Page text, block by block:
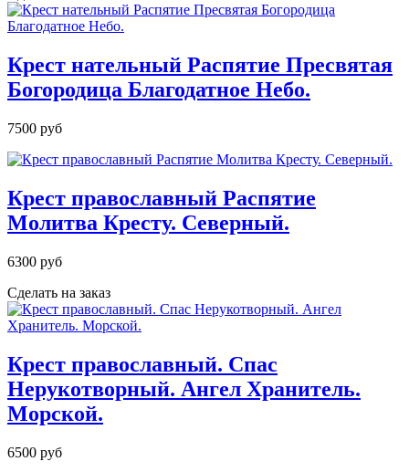
Крест нательный Распятие Пресвятая
Богородица Благодатное Небо.
7500 руб
Крест православный Распятие
Молитва Кресту. Северный.
6300 руб
Сделать на заказ
Крест православный. Спас
Нерукотворный. Ангел Хранитель.
Морской.
6500 руб